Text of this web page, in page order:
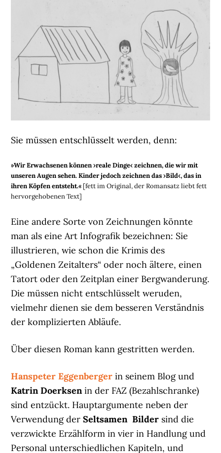
Sie müssen entschlüsselt werden, denn:
»Wir Erwachsenen können ›reale Dinge‹ zeichnen, die wir mit
unseren Augen sehen. Kinder jedoch zeichnen das ›Bild‹, das in
ihren Köpfen entsteht.« [fett im Original, der Romansatz liebt fett
hervorgehobenen Text]
Eine andere Sorte von Zeichnungen könnte
man als eine Art Infografik bezeichnen: Sie
illustrieren, wie schon die Krimis des
„Goldenen Zeitalters“ oder noch ältere, einen
Tatort oder den Zeitplan einer Bergwanderung.
Die müssen nicht entschlüsselt weruden,
vielmehr dienen sie dem besseren Verständnis
der komplizierten Abläufe.
Über diesen Roman kann gestritten werden.
Hanspeter Eggenberger in seinem Blog und
Katrin Doerksenin der FAZ (Bezahlschranke)
sind entzückt. Hauptargumente neben der
Verwendung derSeltsamen Bilder sind die
verzwickte Erzählform in vier in Handlung und
Personal unterschiedlichen Kapiteln, und